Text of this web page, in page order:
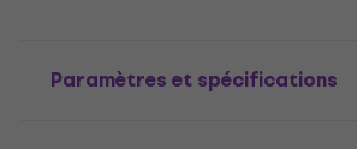
Paramètres et spécifications